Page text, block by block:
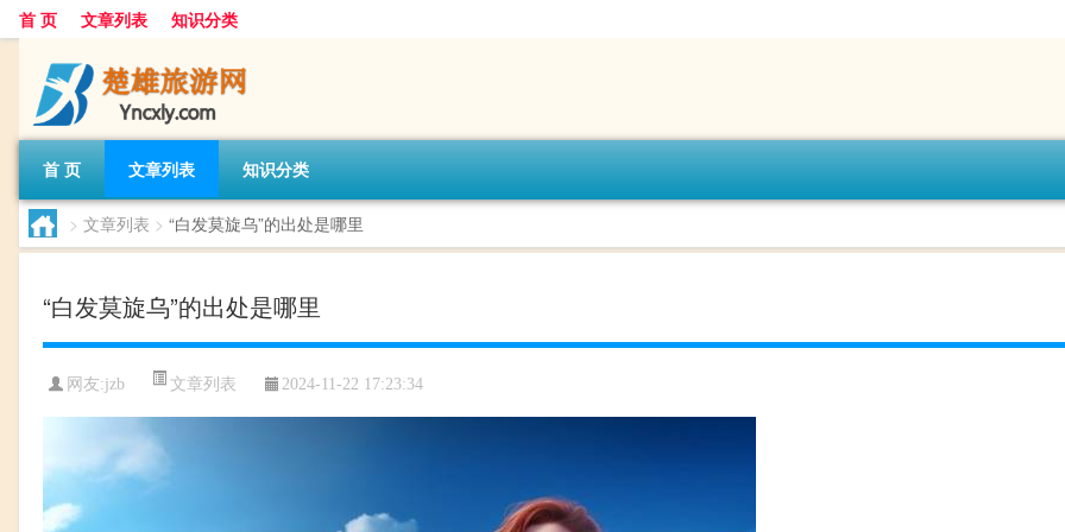
首 页 文章列表 知识分类
首 页 文章列表 知识分类
> 文章列表 > “白发莫旋乌”的出处是哪里
“白发莫旋乌”的出处是哪里
网友:jzb 文章列表 2024-11-22 17:23:34